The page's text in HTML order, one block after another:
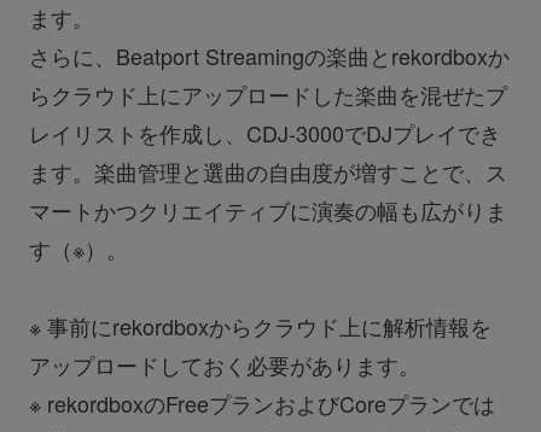
ます。
さらに、Beatport Streamingの楽曲とrekordboxか
らクラウド上にアップロードした楽曲を混ぜたプ
レイリストを作成し、CDJ-3000でDJプレイでき
ます。楽曲管理と選曲の自由度が増すことで、ス
マートかつクリエイティブに演奏の幅も広がりま
す（※）。
※ 事前にrekordboxからクラウド上に解析情報を
アップロードしておく必要があります。
※ rekordboxのFreeプランおよびCoreプランでは